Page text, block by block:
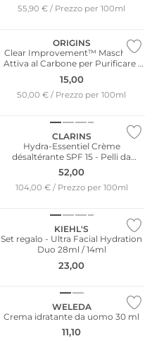
55,90 € / Prezzo per 100ml
ORIGINS
Clear Improvement™ Maschera
Attiva al Carbone per Purificare i
Pori 30ml
15,00
50,00 € / Prezzo per 100ml
CLARINS
Hydra-Essentiel Crème
désaltérante SPF 15 - Pelli da
normali a secche 50ml
52,00
104,00 € / Prezzo per 100ml
KIEHL'S
Set regalo - Ultra Facial Hydration
Duo 28ml / 14ml
23,00
Più venduto
WELEDA
Crema idratante da uomo 30 ml
11,10